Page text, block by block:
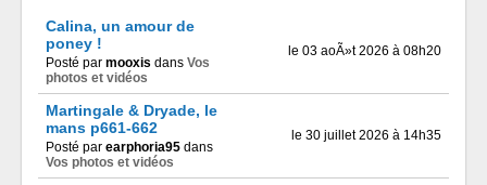
Calina, un amour de
poney !
Posté par mooxis dans Vos
photos et vidéos
le 03 aoÃ»t 2026 à 08h20
Martingale & Dryade, le
mans p661-662
Posté par earphoria95 dans
Vos photos et vidéos
le 30 juillet 2026 à 14h35